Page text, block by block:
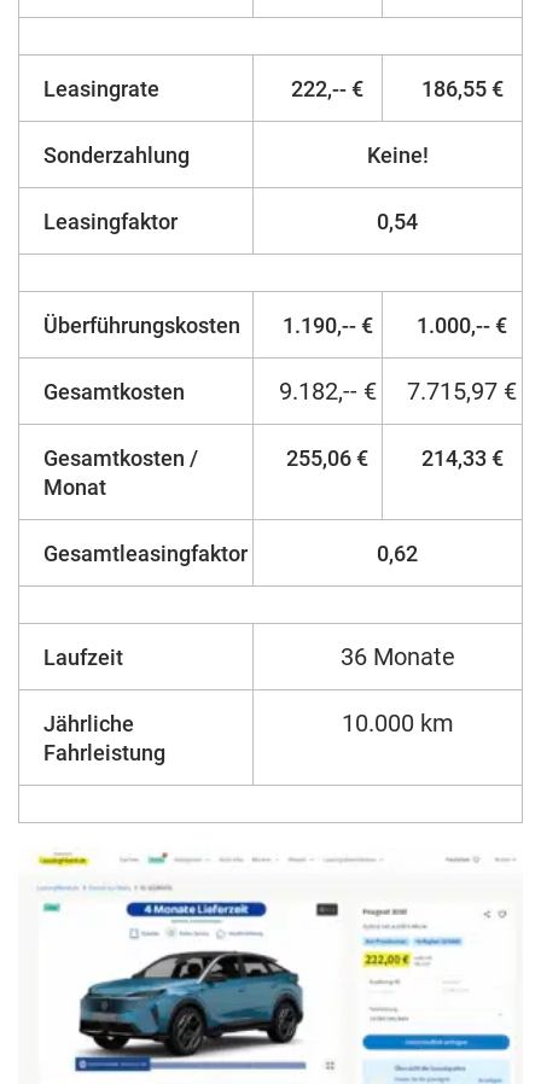
Leasingrate 222,-- € 186,55 €
Sonderzahlung Keine!
Leasingfaktor 0,54
Überführungskosten 1.190,-- € 1.000,-- €
Gesamtkosten 9.182,-- € 7.715,97 €
Gesamtkosten /
Monat
255,06 € 214,33 €
Gesamtleasingfaktor 0,62
Laufzeit 36 Monate
Jährliche
Fahrleistung
10.000 km